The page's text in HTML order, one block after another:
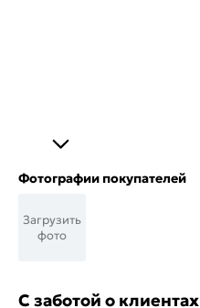
Фотографии покупателей
Загрузить
фото
С заботой о клиентах